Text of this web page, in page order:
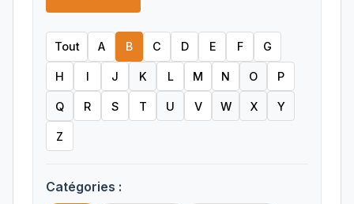
Tout A B C D E F G
H I J K L M N O P
Q R S T U V W X Y
Z
Catégories :